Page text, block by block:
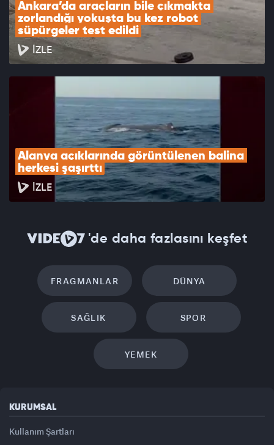
Ankara’da araçların bile çıkmakta
zorlandığı yokuşta bu kez robot
süpürgeler test edildi
İZLE
Alanya açıklarında görüntülenen balina
herkesi şaşırttı
İZLE
'de daha fazlasını keşfet
FRAGMANLAR DÜNYA
SAĞLIK SPOR
YEMEK
KURUMSAL
Kullanım Şartları